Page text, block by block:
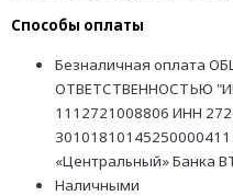
Способы оплаты
Безналичная оплата
ОТВЕТСТВЕННОСТЬЮ
1112721008806 ИНН
«Центральный» Банка
Наличными